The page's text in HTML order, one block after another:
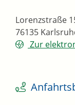
Lorenzstraße
76135
Zur